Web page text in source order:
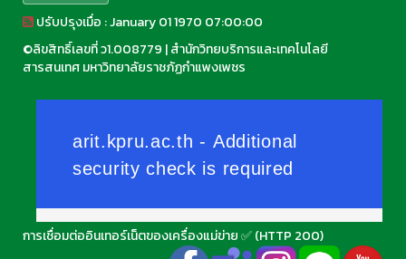
ปรับปรุงเมื่อ : January 01 1970 07:00:00
©ลิขสิทธิ์เลขที่ ว1.008779 |สำนักวิทยบริการและเทคโนโลยี
สารสนเทศ มหาวิทยาลัยราชภัฏกำแพงเพชร
การเชื่อมต่ออินเทอร์เน็ตของเครื่องแม่ข่าย ✅ (HTTP 200)